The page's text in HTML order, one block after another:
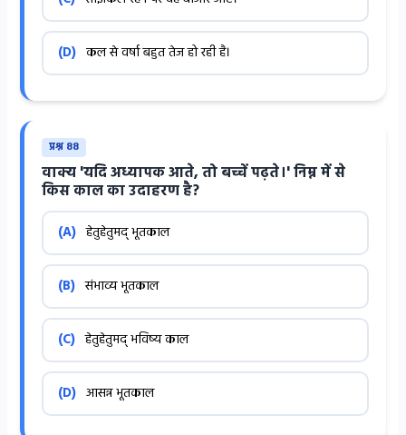
(D) कल से वर्षा बहुत तेज हो रही है।
प्रश्न 88
वाक्य 'यदि अध्यापक आते, तो बच्चें पढ़ते।' निम्न में से
किस काल का उदाहरण है?
(A) हेतुहेतुमद् भूतकाल
(B) संभाव्य भूतकाल
(C) हेतुहेतुमद् भविष्य काल
(D) आसन्न भूतकाल